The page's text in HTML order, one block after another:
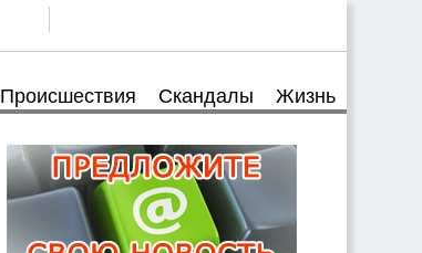
Происшествия Скандалы Жизнь